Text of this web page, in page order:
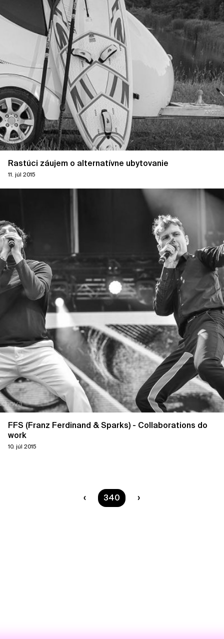
Rastúci záujem o alternatívne ubytovanie
11. júl 2015
FFS (Franz Ferdinand & Sparks) - Collaborations do
work
10. júl 2015
Ste na strane
340